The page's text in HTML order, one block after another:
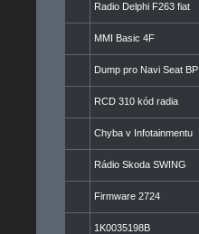
Radio Delphi F263 fiat
MMI Basic 4F
Dump pro Navi Seat BP
RCD 310 kód radia
Chyba v Infotainmentu
Rádio Skoda SWING
Firmware 2724
1K0035198B